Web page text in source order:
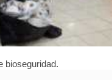
bioseguridad.